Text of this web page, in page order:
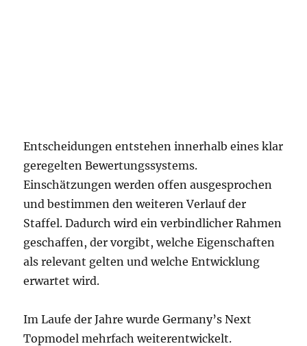
Entscheidungen entstehen innerhalb eines klar
geregelten Bewertungssystems.
Einschätzungen werden offen ausgesprochen
und bestimmen den weiteren Verlauf der
Staffel. Dadurch wird ein verbindlicher Rahmen
geschaffen, der vorgibt, welche Eigenschaften
als relevant gelten und welche Entwicklung
erwartet wird.
Im Laufe der Jahre wurde Germany’s Next
Topmodel mehrfach weiterentwickelt.